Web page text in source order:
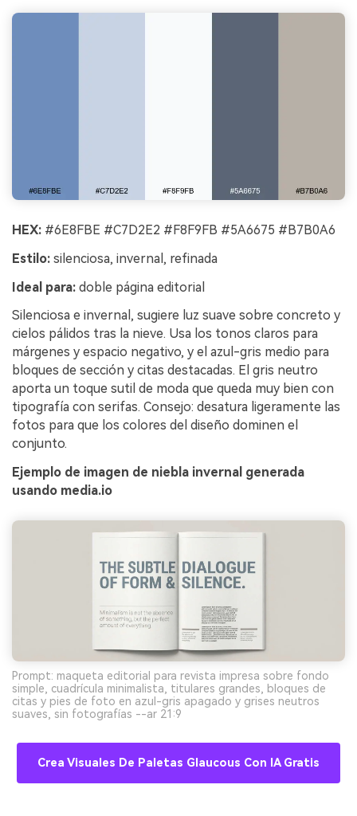
HEX: #6E8FBE #C7D2E2 #F8F9FB #5A6675 #B7B0A6
Estilo: silenciosa, invernal, refinada
Ideal para: doble página editorial
Silenciosa e invernal, sugiere luz suave sobre concreto y
cielos pálidos tras la nieve. Usa los tonos claros para
márgenes y espacio negativo, y el azul-gris medio para
bloques de sección y citas destacadas. El gris neutro
aporta un toque sutil de moda que queda muy bien con
tipografía con serifas. Consejo: desatura ligeramente las
fotos para que los colores del diseño dominen el
conjunto.
Ejemplo de imagen de niebla invernal generada
usando media.io
Prompt: maqueta editorial para revista impresa sobre fondo
simple, cuadrícula minimalista, titulares grandes, bloques de
citas y pies de foto en azul-gris apagado y grises neutros
suaves, sin fotografías --ar 21:9
Crea Visuales De Paletas Glaucous Con IA Gratis